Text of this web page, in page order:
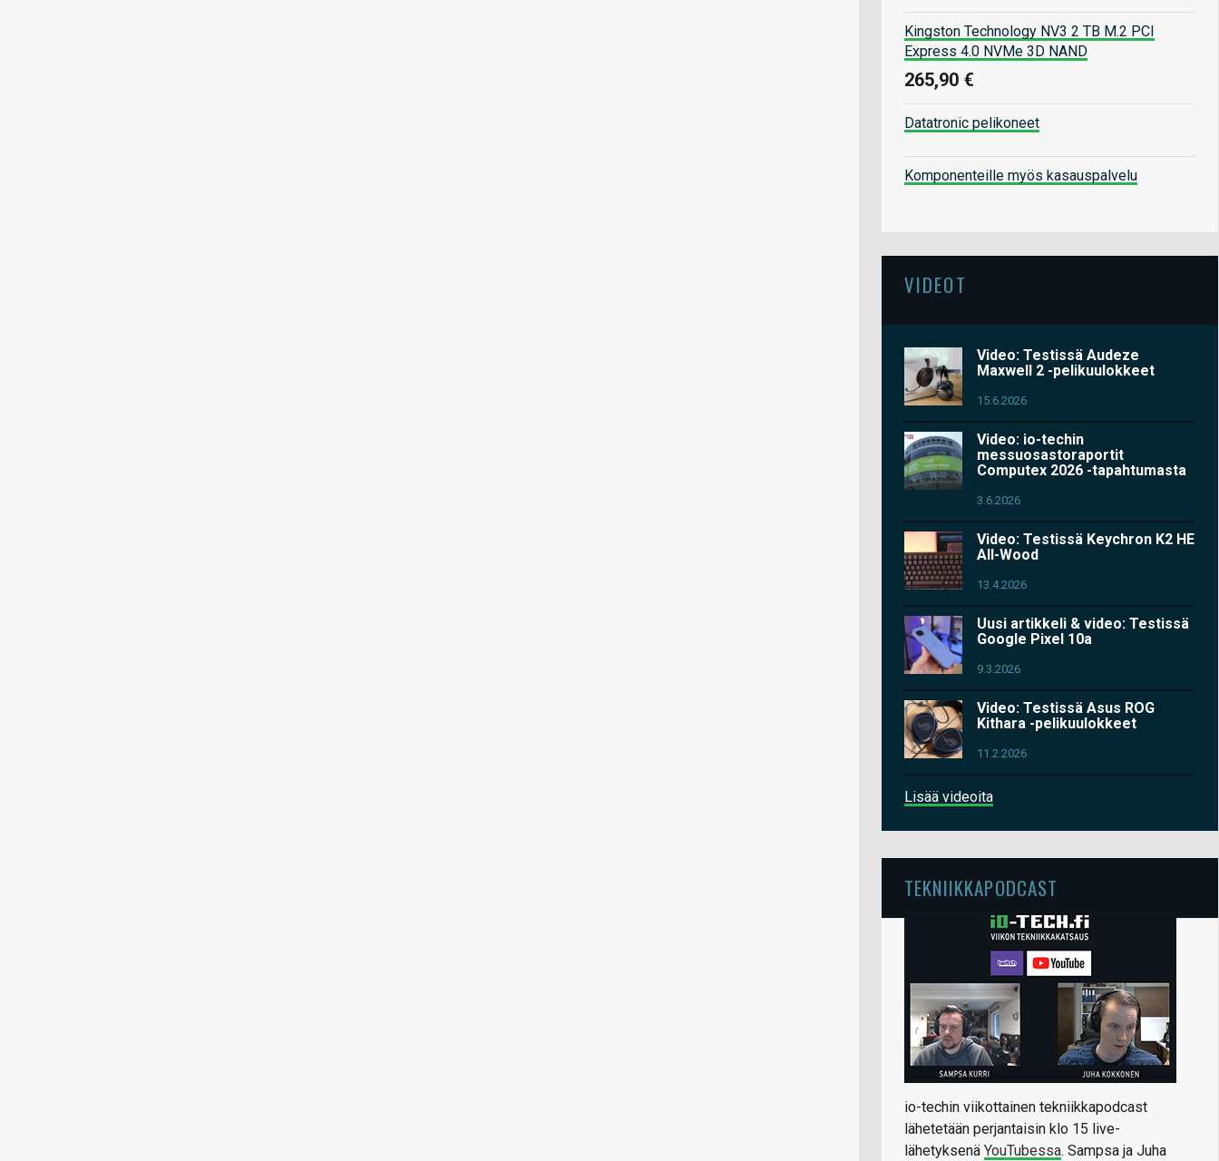
Kingston Technology NV3 2 TB M.2 PCI
Express 4.0 NVMe 3D NAND
265,90 €
Datatronic pelikoneet
Komponenteille myös kasauspalvelu
VIDEOT
Video: Testissä Audeze
Maxwell 2 -pelikuulokkeet
15.6.2026
Video: io-techin
messuosastoraportit
Computex 2026 -tapahtumasta
3.6.2026
Video: Testissä Keychron K2 HE
All-Wood
13.4.2026
Uusi artikkeli & video: Testissä
Google Pixel 10a
9.3.2026
Video: Testissä Asus ROG
Kithara -pelikuulokkeet
11.2.2026
Lisää videoita
TEKNIIKKAPODCAST
io-techin viikottainen tekniikkapodcast
lähetetään perjantaisin klo 15 live-
lähetyksenä YouTubessa. Sampsa ja Juha